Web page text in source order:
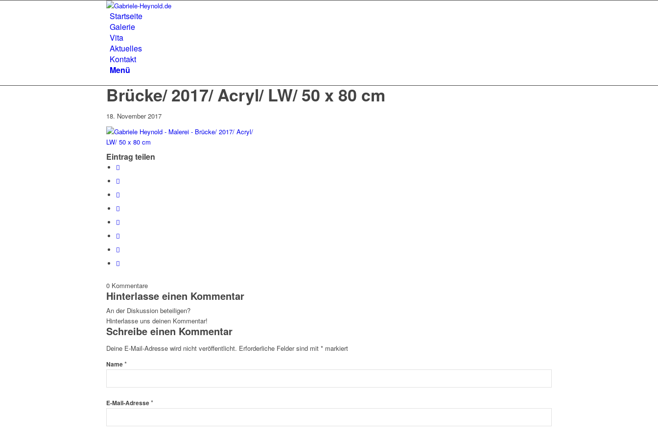
Startseite
Galerie
Vita
Aktuelles
Kontakt
Menü
Brücke/ 2017/ Acryl/ LW/ 50 x 80 cm
18. November 2017
Eintrag teilen
0 Kommentare
Hinterlasse einen Kommentar
An der Diskussion beteiligen?
Hinterlasse uns deinen Kommentar!
Schreibe einen Kommentar
Deine E-Mail-Adresse wird nicht veröffentlicht. Erforderliche Felder sind mit * markiert
Name*
E-Mail-Adresse*